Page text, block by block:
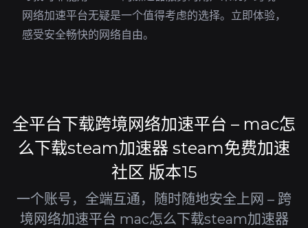
网络加速平台无疑是一个值得考虑的选择。立即体验，
感受安全畅快的网络自由。
全平台下载跨境网络加速平台 – mac怎
么下载steam加速器 steam免费加速
社区 版本15
一个账号，全端互通，随时随地安全上网 – 跨
境网络加速平台 mac怎么下载steam加速器